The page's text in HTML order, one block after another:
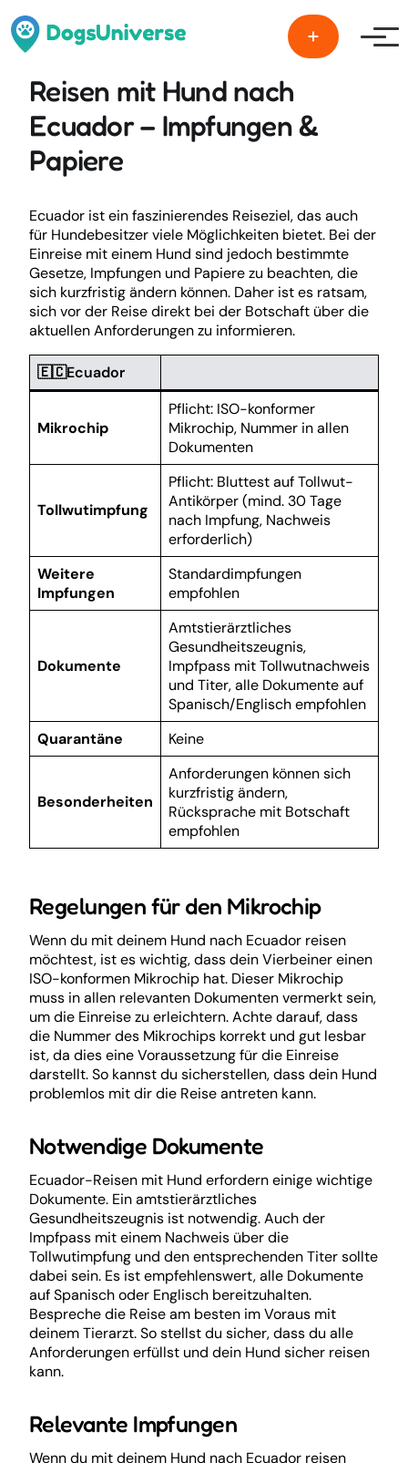
Reisen mit Hund nach
Ecuador – Impfungen &
Papiere
Ecuador ist ein faszinierendes Reiseziel, das auch
für Hundebesitzer viele Möglichkeiten bietet. Bei der
Einreise mit einem Hund sind jedoch bestimmte
Gesetze, Impfungen und Papiere zu beachten, die
sich kurzfristig ändern können. Daher ist es ratsam,
sich vor der Reise direkt bei der Botschaft über die
aktuellen Anforderungen zu informieren.
🇪🇨Ecuador
Mikrochip
Pflicht: ISO-konformer
Mikrochip, Nummer in allen
Dokumenten
Tollwutimpfung
Pflicht: Bluttest auf Tollwut-
Antikörper (mind. 30 Tage
nach Impfung, Nachweis
erforderlich)
Weitere
Impfungen
Standardimpfungen
empfohlen
Dokumente
Amtstierärztliches
Gesundheitszeugnis,
Impfpass mit Tollwutnachweis
und Titer, alle Dokumente auf
Spanisch/Englisch empfohlen
Quarantäne
Keine
Besonderheiten
Anforderungen können sich
kurzfristig ändern,
Rücksprache mit Botschaft
empfohlen
Regelungen für den Mikrochip
Wenn du mit deinem Hund nach Ecuador reisen
möchtest, ist es wichtig, dass dein Vierbeiner einen
ISO-konformen Mikrochip hat. Dieser Mikrochip
muss in allen relevanten Dokumenten vermerkt sein,
um die Einreise zu erleichtern. Achte darauf, dass
die Nummer des Mikrochips korrekt und gut lesbar
ist, da dies eine Voraussetzung für die Einreise
darstellt. So kannst du sicherstellen, dass dein Hund
problemlos mit dir die Reise antreten kann.
Notwendige Dokumente
Ecuador-Reisen mit Hund erfordern einige wichtige
Dokumente. Ein amtstierärztliches
Gesundheitszeugnis ist notwendig. Auch der
Impfpass mit einem Nachweis über die
Tollwutimpfung und den entsprechenden Titer sollte
dabei sein. Es ist empfehlenswert, alle Dokumente
auf Spanisch oder Englisch bereitzuhalten.
Bespreche die Reise am besten im Voraus mit
deinem Tierarzt. So stellst du sicher, dass du alle
Anforderungen erfüllst und dein Hund sicher reisen
kann.
Relevante Impfungen
Wenn du mit deinem Hund nach Ecuador reisen